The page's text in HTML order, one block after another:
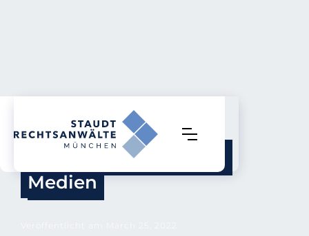
Der Wohnmobil
Dieselskandal in den
Medien